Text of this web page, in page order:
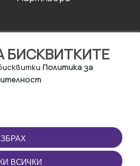
БИСКВИТКИТЕ
Политика за
ВСИЧКИ
ПРИЛОЖЕНИЕТО